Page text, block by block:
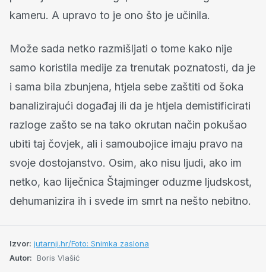
kameru. A upravo to je ono što je učinila.
Može sada netko razmišljati o tome kako nije
samo koristila medije za trenutak poznatosti, da je
i sama bila zbunjena, htjela sebe zaštiti od šoka
banalizirajući događaj ili da je htjela demistificirati
razloge zašto se na tako okrutan način pokušao
ubiti taj čovjek, ali i samoubojice imaju pravo na
svoje dostojanstvo. Osim, ako nisu ljudi, ako im
netko, kao liječnica Štajminger oduzme ljudskost,
dehumanizira ih i svede im smrt na nešto nebitno.
Izvor: jutarnji.hr/Foto: Snimka zaslona
Autor: Boris Vlašić